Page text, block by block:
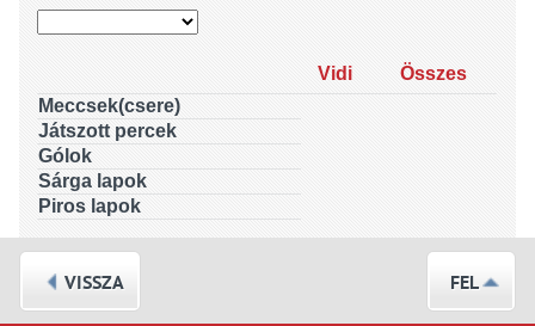
Vidi
Összes
Meccsek(csere)
Játszott percek
Gólok
Sárga lapok
Piros lapok
VISSZA FEL